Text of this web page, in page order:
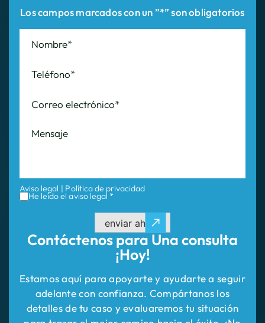
Contáctenos para
¡Hoy!
Estamos aquí para apoyarte y ayudarte a seguir
adelante con confianza. Compártanos los
para trazar el mejor camino hacia el éxito. ¡No
esperes más: da el primer paso hacia la
indemnización!
enviar ahora